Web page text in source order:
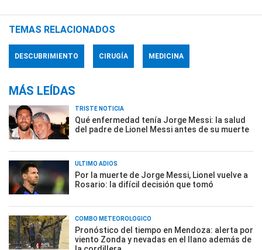
TEMAS RELACIONADOS
DESCUBRIMIENTO CIRUGÍA MEDICINA
MÁS LEÍDAS
TRISTE NOTICIA
Qué enfermedad tenía Jorge Messi: la salud
del padre de Lionel Messi antes de su muerte
ÚLTIMO ADIÓS
Por la muerte de Jorge Messi, Lionel vuelve a
Rosario: la difícil decisión que tomó
COMBO METEOROLÓGICO
Pronóstico del tiempo en Mendoza: alerta por
viento Zonda y nevadas en el llano además de